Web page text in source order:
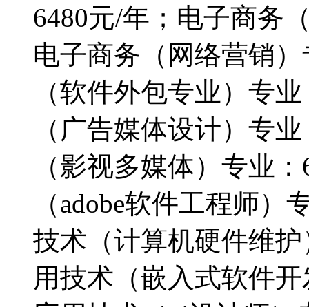
6480元/年；电子商务
电子商务（网络营销
（软件外包专业）专
（广告媒体设计）专
（影视多媒体）专业
（adobe软件工程师
技术（计算机硬件维
用技术（嵌入式软件